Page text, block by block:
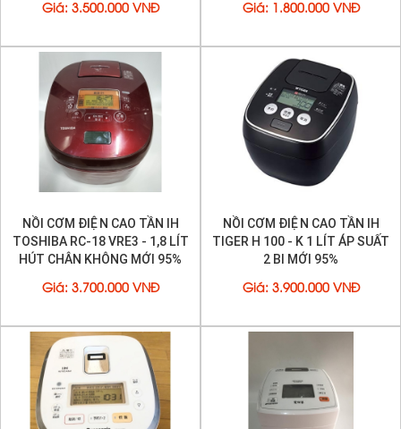
Giá : 3.500.000 VNĐ Giá : 1.800.000 VNĐ
NỒI CƠM ĐIỆN CAO TẦN IH
TOSHIBA RC-18 VRE3 - 1,8 LÍT
HÚT CHÂN KHÔNG MỚI 95%
Giá: 3.700.000 VNĐ
NỒI CƠM ĐIỆN CAO TẦN IH
TIGER H 100 - K 1 LÍT ÁP SUẤT
2 BI MỚI 95%
Giá: 3.900.000 VNĐ